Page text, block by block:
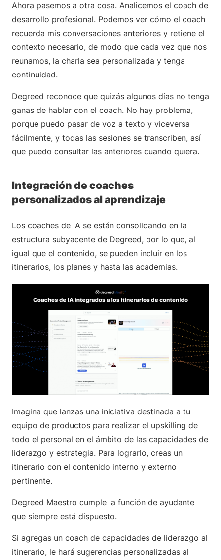
Ahora pasemos a otra cosa. Analicemos el coach de
desarrollo profesional. Podemos ver cómo el coach
recuerda mis conversaciones anteriores y retiene el
contexto necesario, de modo que cada vez que nos
reunamos, la charla sea personalizada y tenga
continuidad.
Degreed reconoce que quizás algunos días no tenga
ganas de hablar con el coach. No hay problema,
porque puedo pasar de voz a texto y viceversa
fácilmente, y todas las sesiones se transcriben, así
que puedo consultar las anteriores cuando quiera.
Integración de coaches
personalizados al aprendizaje
Los coaches de IA se están consolidando en la
estructura subyacente de Degreed, por lo que, al
igual que el contenido, se pueden incluir en los
itinerarios, los planes y hasta las academias.
Imagina que lanzas una iniciativa destinada a tu
equipo de productos para realizar el upskilling de
todo el personal en el ámbito de las capacidades de
liderazgo y estrategia. Para lograrlo, creas un
itinerario con el contenido interno y externo
pertinente.
Degreed Maestro cumple la función de ayudante
que siempre está dispuesto.
Si agregas un coach de capacidades de liderazgo al
itinerario, le hará sugerencias personalizadas al